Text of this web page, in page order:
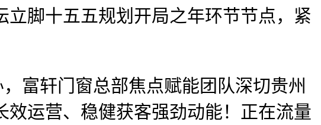
脚十五五规划开局之年环节节点，紧
富轩门窗总部焦点赋能团队深切贵州
运营、稳健获客强劲动能！正在流量